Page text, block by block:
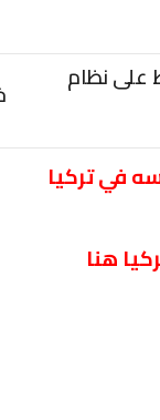
على نظام
في تركيا
هنا